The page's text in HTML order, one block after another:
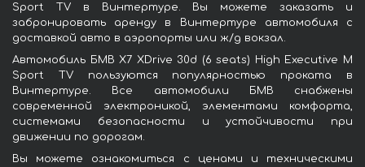
Sport TV в Винтертуре. Вы можете заказать и
забронировать аренду в Винтертуре автомобиля с
доставкой авто в аэропорты или ж/д вокзал.
Автомобиль БМВ X7 XDrive 30d (6 seats) High Executive M
Sport TV пользуются популярностью проката в
Винтертуре. Все автомобили БМВ снабжены
современной электроникой, элементами комфорта,
системами безопасности и устойчивости при
движении по дорогам.
Вы можете ознакомиться с ценами и техническими